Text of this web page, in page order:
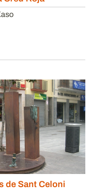
de Sant Celoni